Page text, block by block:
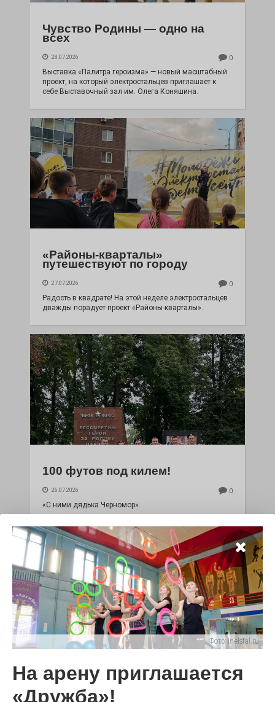
Чувство Родины — одно на
всех
28.07.2026 0
Выставка «Палитра героизма» — новый масштабный
проект, на который электростальцев приглашает к
себе Выставочный зал им. Олега Коняшина.
«Районы-кварталы»
путешествуют по городу
27.07.2026 0
Радость в квадрате! На этой неделе электростальцев
дважды порадует проект «Районы-кварталы».
100 футов под килем!
26.07.2026 0
«С ними дядька Черномор»
Юбилейным курсом
Фото:inelstal.ru
На арену приглашается
«Дружба»!